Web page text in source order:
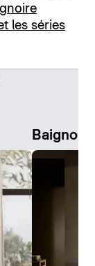
les séries